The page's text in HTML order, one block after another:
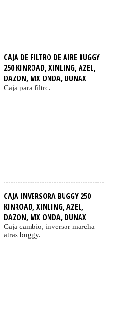
CAJA DE FILTRO DE AIRE BUGGY
250 KINROAD, XINLING, AZEL,
DAZON, MX ONDA, DUNAX
Caja para filtro.
CAJA INVERSORA BUGGY 250
KINROAD, XINLING, AZEL,
DAZON, MX ONDA, DUNAX
Caja cambio, inversor marcha
atras buggy.